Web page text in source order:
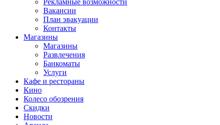
Вакансии
План эвакуации
Контакты
Магазины
Магазины
Развлечения
Банкоматы
Услуги
Кафе и рестораны
Кино
Колесо обозрения
Скидки
Новости